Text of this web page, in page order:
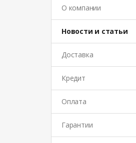
О компании
Новости и статьи
Доставка
Кредит
Оплата
Гарантии